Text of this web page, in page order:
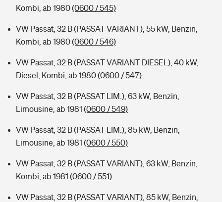
Kombi, ab 1980(0600 / 545)
VW Passat, 32 B (PASSAT VARIANT), 55 kW, Benzin,
Kombi, ab 1980(0600 / 546)
VW Passat, 32 B (PASSAT VARIANT DIESEL), 40 kW,
Diesel, Kombi, ab 1980(0600 / 547)
VW Passat, 32 B (PASSAT LIM.), 63 kW, Benzin,
Limousine, ab 1981 (0600 / 549)
VW Passat, 32 B (PASSAT LIM.), 85 kW, Benzin,
Limousine, ab 1981 (0600 / 550)
VW Passat, 32 B (PASSAT VARIANT), 63 kW, Benzin,
Kombi, ab 1981 (0600 / 551)
VW Passat, 32 B (PASSAT VARIANT), 85 kW, Benzin,